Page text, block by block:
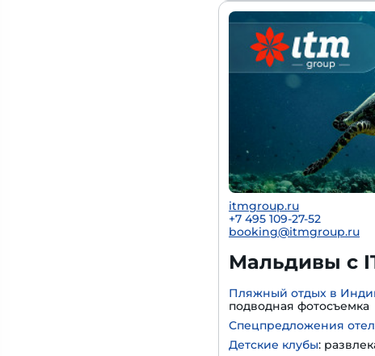
itmgroup.ru
+7 495 109-27-52
booking@itmgroup.ru
Мальдивы с
Пляжный отдых в
подводная фотосъемка
Спецпредложения
Детские клубы: